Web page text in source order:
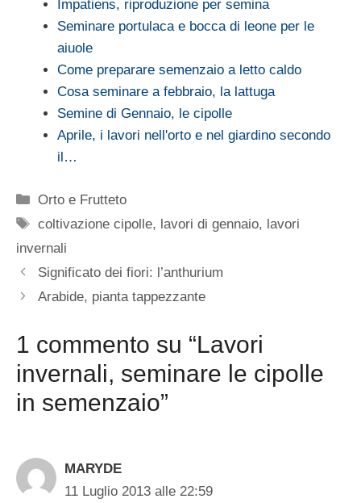
Impatiens, riproduzione per semina
Seminare portulaca e bocca di leone per le
aiuole
Come preparare semenzaio a letto caldo
Cosa seminare a febbraio, la lattuga
Semine di Gennaio, le cipolle
Aprile, i lavori nell'orto e nel giardino secondo
il…
Categorie
Orto e Frutteto
Tag
coltivazione cipolle, lavori di gennaio, lavori
invernali
Significato dei fiori: l’anthurium
Arabide, pianta tappezzante
1 commento su “Lavori
invernali, seminare le cipolle
in semenzaio”
MARYDE
11 Luglio 2013 alle 22:59